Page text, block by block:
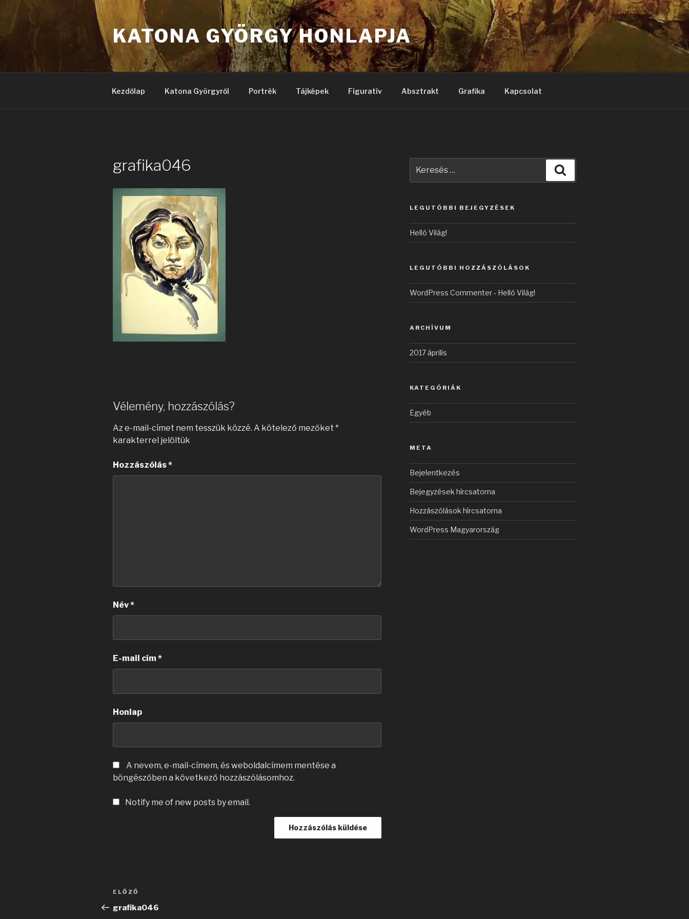
Tartalomhoz
KATONA GYÖRGY HONLAPJA
Kezdőlap Katona Györgyről Portrék Tájképek Figuratív Absztrakt Grafika Kapcsolat
grafika046
Vélemény, hozzászólás?
Az e-mail-címet nem tesszük közzé. A kötelező mezőket *
karakterrel jelöltük
Hozzászólás*
Név*
E-mail cím*
Honlap
A nevem, e-mail-címem, és weboldalcímem mentése a
böngészőben a következő hozzászólásomhoz.
Notify me of new posts by email.
Bejegyzés
navigáció
Korábbi
bejegyzés
ELŐZŐ
grafika046
következő
LEGUTÓBBI BEJEGYZÉSEK
Helló Világ!
LEGUTÓBBI HOZZÁSZÓLÁSOK
WordPress Commenter- Helló Világ!
ARCHÍVUM
2017 április
KATEGÓRIÁK
Egyéb
META
Bejelentkezés
Bejegyzések hírcsatorna
Hozzászólások hírcsatorna
WordPress Magyarország